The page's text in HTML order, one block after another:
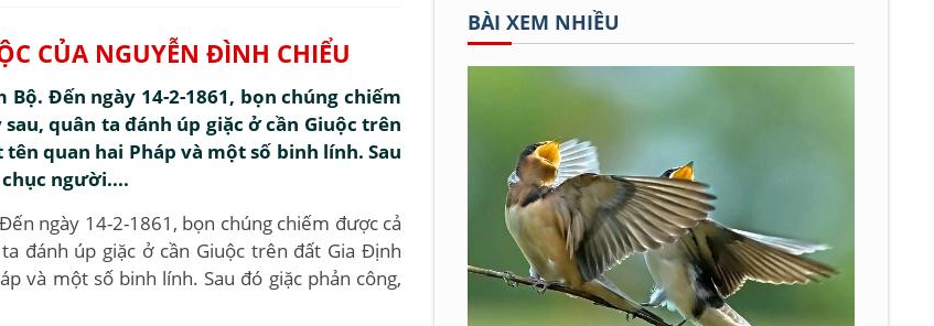
CỦA NGUYỄN ĐÌNH CHIỂU
Đến ngày 14-2-1861, bọn chúng chiếm
quân ta đánh úp giặc ở cần Giuộc trên
quan hai Pháp và một số binh lính. Sau
người....
ngày 14-2-1861, bọn chúng chiếm được cả
đánh úp giặc ở cần Giuộc trên đất Gia Định
và một số binh lính. Sau đó giặc phản công,
BÀI XEM NHIỀU